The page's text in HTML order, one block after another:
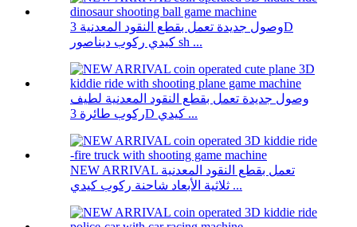
وصول جديدة تعمل بقطع النقود المعدنية 3D
كيدي ركوب ديناصور sh ...
وصول جديدة تعمل بقطع النقود المعدنية لطيف
ركوب طائرة 3D كيدي ...
NEW ARRIVAL تعمل بقطع النقود المعدنية
ثلاثية الأبعاد شاحنة ركوب كيدي ...